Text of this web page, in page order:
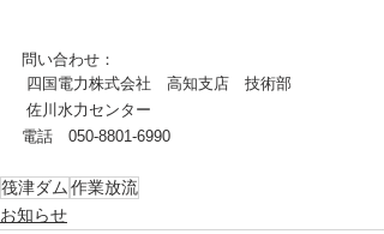
問い合わせ：
四国電力株式会社　高知支店　技術部
佐川水力センター
電話　050-8801‐6990
筏津ダム 作業放流
お知らせ